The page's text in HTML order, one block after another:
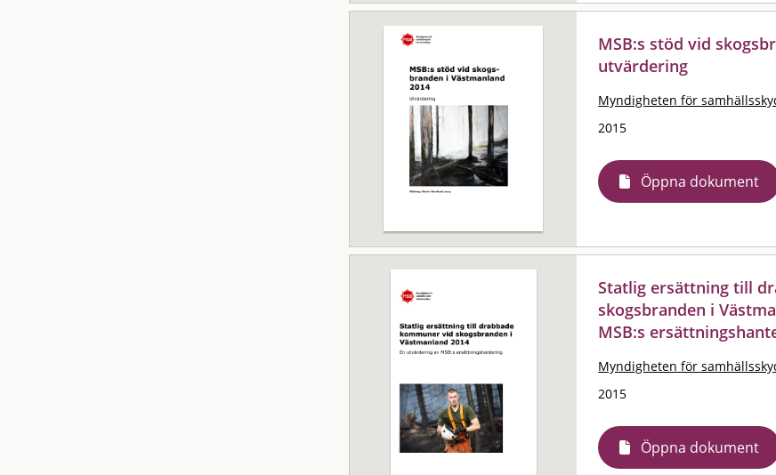
MSB:s stöd vid
utvärdering
Myndigheten för
2015
Öppna dokument
Statlig ersättning till
skogsbranden i
MSB:s
Myndigheten för
2015
Öppna dokument